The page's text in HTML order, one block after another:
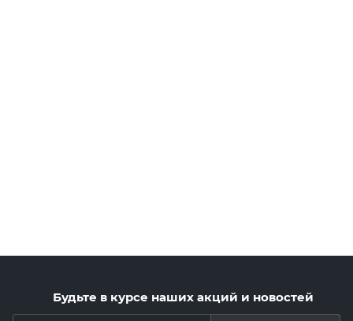
Будьте в курсе наших акций и новостей